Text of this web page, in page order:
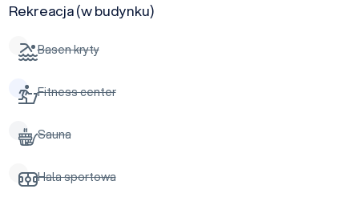
Rekreacja (w budynku)
Basen kryty
Fitness center
Sauna
Hala sportowa